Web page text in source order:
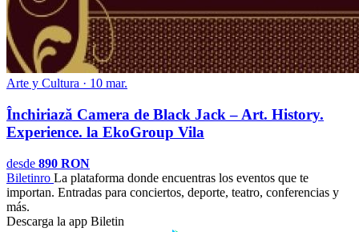
Arte y Cultura · 10 mar.
Închiriază Camera de Black Jack – Art. History.
Experience. la EkoGroup Vila
desde 890 RON
Biletinro La plataforma donde encuentras los eventos que te
importan. Entradas para conciertos, deporte, teatro, conferencias y
más.
Descarga la app Biletin